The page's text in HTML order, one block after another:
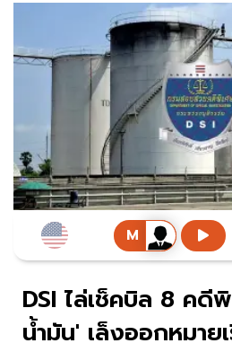
DSI ไล่เช็คบิล 8 คดี
น้ำมัน' เล็งออกหมาย